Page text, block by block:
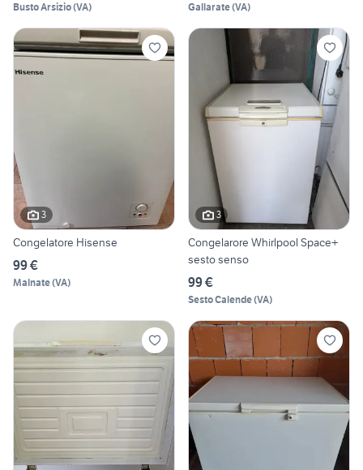
Busto Arsizio(VA) Gallarate(VA)
3
Congelatore Hisense
99 €
Malnate(VA)
3
Congelarore Whirlpool Space+
sesto senso
99 €
Sesto Calende(VA)